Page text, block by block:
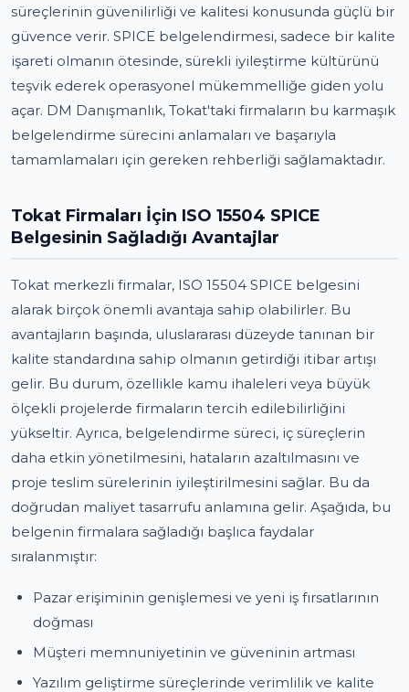
süreçlerinin güvenilirliği ve kalitesi konusunda güçlü bir
güvence verir. SPICE belgelendirmesi, sadece bir kalite
işareti olmanın ötesinde, sürekli iyileştirme kültürünü
teşvik ederek operasyonel mükemmelliğe giden yolu
açar. DM Danışmanlık, Tokat'taki firmaların bu karmaşık
belgelendirme sürecini anlamaları ve başarıyla
tamamlamaları için gereken rehberliği sağlamaktadır.
Tokat Firmaları İçin ISO 15504 SPICE
Belgesinin Sağladığı Avantajlar
Tokat merkezli firmalar, ISO 15504 SPICE belgesini
alarak birçok önemli avantaja sahip olabilirler. Bu
avantajların başında, uluslararası düzeyde tanınan bir
kalite standardına sahip olmanın getirdiği itibar artışı
gelir. Bu durum, özellikle kamu ihaleleri veya büyük
ölçekli projelerde firmaların tercih edilebilirliğini
yükseltir. Ayrıca, belgelendirme süreci, iç süreçlerin
daha etkin yönetilmesini, hataların azaltılmasını ve
proje teslim sürelerinin iyileştirilmesini sağlar. Bu da
doğrudan maliyet tasarrufu anlamına gelir. Aşağıda, bu
belgenin firmalara sağladığı başlıca faydalar
sıralanmıştır:
Pazar erişiminin genişlemesi ve yeni iş fırsatlarının
doğması
Müşteri memnuniyetinin ve güveninin artması
Yazılım geliştirme süreçlerinde verimlilik ve kalite